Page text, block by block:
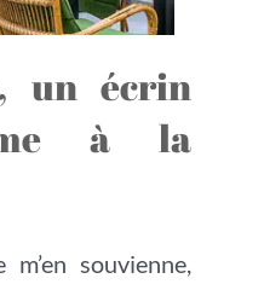
un écrin
à la
souvienne,